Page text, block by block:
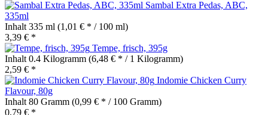
Sambal Extra Pedas, ABC,
335ml
Inhalt 335 ml (1,01 € * / 100 ml)
3,39 € *
Tempe, frisch, 395g
Inhalt 0.4 Kilogramm (6,48 € * / 1 Kilogramm)
2,59 € *
Indomie Chicken Curry
Flavour, 80g
Inhalt 80 Gramm (0,99 € * / 100 Gramm)
0,79 € *